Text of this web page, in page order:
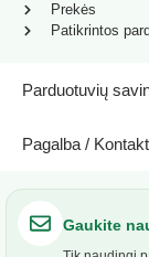
Parduotuvių
Pagalba /
Prekės
Patikrintos
Gaukite